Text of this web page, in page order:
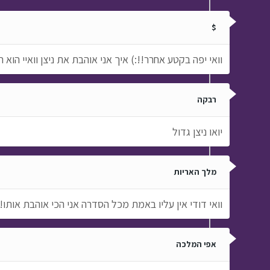
$
וואי יפה בקטע אחרר!!:) איך אני אוהבת את ניצן וואיי הוא
רבקה
יואו ניצן גדול
מלך האריות
וואי דודי אין עליו באמת מכל הסדרה אני הכי אוהבת
אפי המלכה